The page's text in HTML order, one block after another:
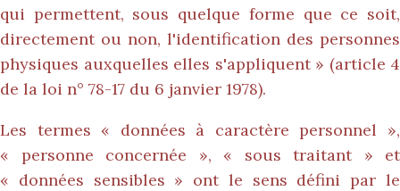
qui permettent, sous quelque forme que ce soit,
directement ou non, l'identification des personnes
physiques auxquelles elles s'appliquent » (article 4
de la loi n° 78-17 du 6 janvier 1978).
Les termes « données à caractère personnel »,
« personne concernée », « sous traitant » et
« données sensibles » ont le sens défini par le